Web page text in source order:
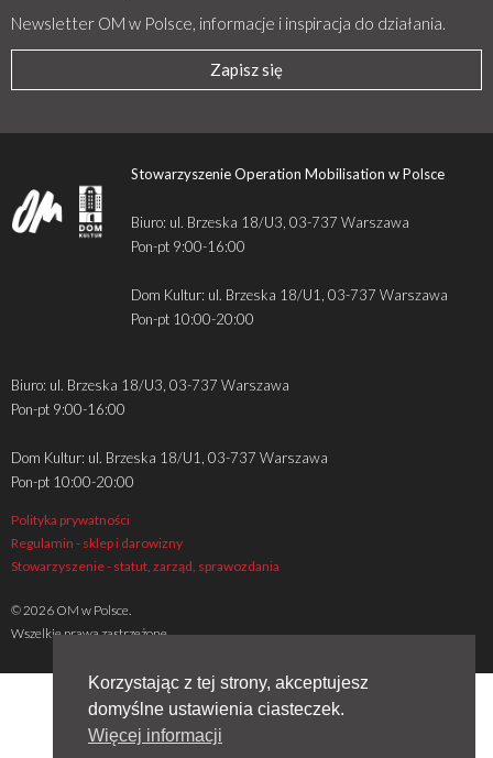
Newsletter OM w Polsce, informacje i inspiracja do działania.
Zapisz się
Stowarzyszenie Operation Mobilisation w Polsce
Biuro: ul. Brzeska 18/U3, 03-737 Warszawa
Pon-pt 9:00-16:00
Dom Kultur: ul. Brzeska 18/U1, 03-737 Warszawa
Pon-pt 10:00-20:00
Biuro: ul. Brzeska 18/U3, 03-737 Warszawa
Pon-pt 9:00-16:00
Dom Kultur: ul. Brzeska 18/U1, 03-737 Warszawa
Pon-pt 10:00-20:00
Polityka prywatności
Regulamin - sklep i darowizny
Stowarzyszenie - statut, zarząd, sprawozdania
© 2026 OM w Polsce.
Wszelkie prawa zastrzeżone
Korzystając z tej strony, akceptujesz
domyślne ustawienia ciasteczek.
Więcej informacji